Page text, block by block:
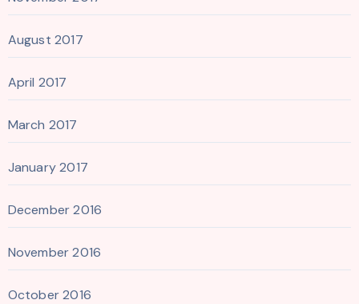
August 2017
April 2017
March 2017
January 2017
December 2016
November 2016
October 2016